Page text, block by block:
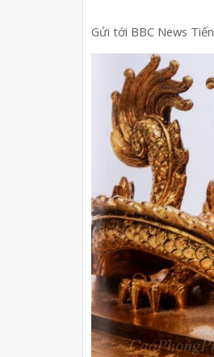
G﻿ửi tới BBC News